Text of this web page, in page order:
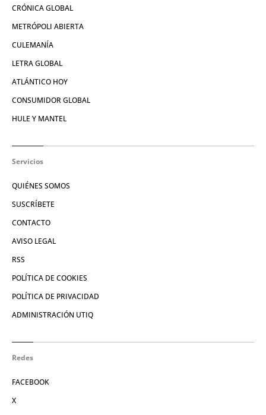
CRÓNICA GLOBAL
METRÓPOLI ABIERTA
CULEMANÍA
LETRA GLOBAL
ATLÁNTICO HOY
CONSUMIDOR GLOBAL
HULE Y MANTEL
Servicios
QUIÉNES SOMOS
SUSCRÍBETE
CONTACTO
AVISO LEGAL
RSS
POLÍTICA DE COOKIES
POLÍTICA DE PRIVACIDAD
ADMINISTRACIÓN UTIQ
Redes
FACEBOOK
X